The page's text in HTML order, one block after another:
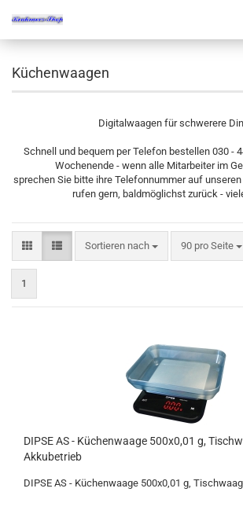
Küchenwaagen
Digitalwaagen für schwerere
Schnell und bequem per Telefon bestellen 030 -
Wochenende - wenn alle Mitarbeiter im
sprechen Sie bitte ihre Telefonnummer auf
rufen gern, baldmöglichst zurück -
Sortieren nach
Sortieren nach 90 pro Seite
pro Seite
1
DIPSE AS - Küchenwaage 500x0,01 g,
Akkubetrieb
DIPSE AS - Küchenwaage 500x0,01 g,